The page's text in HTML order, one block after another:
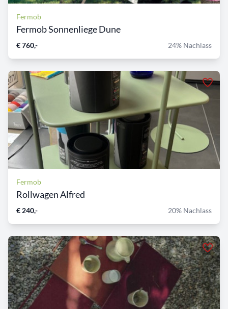
Fermob
Fermob Sonnenliege Dune
€ 760,- 24% Nachlass
Fermob
Rollwagen Alfred
€ 240,- 20% Nachlass